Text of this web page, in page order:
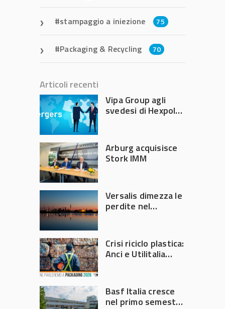
stampaggio a iniezione 75
Packaging & Recycling 70
Articoli recenti
Vipa Group agli
svedesi di Hexpol
Arburg acquisisce
Stork IMM
Versalis dimezza le
perdite nel
Crisi riciclo plastica:
Anci e Utilitalia
Governo
Basf Italia cresce
nel primo semestre